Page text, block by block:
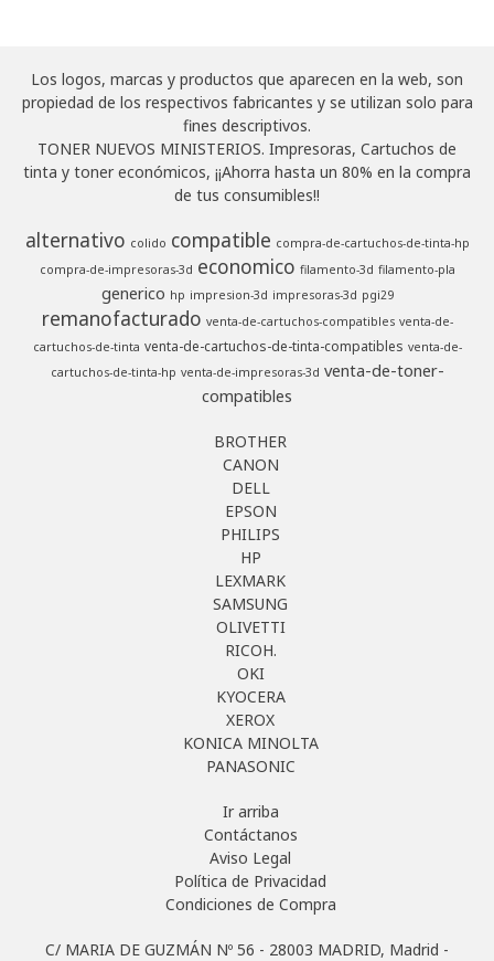
Los logos, marcas y productos que aparecen en la web, son
propiedad de los respectivos fabricantes y se utilizan solo para
fines descriptivos.
TONER NUEVOS MINISTERIOS. Impresoras, Cartuchos de
tinta y toner económicos, ¡¡Ahorra hasta un 80% en la compra
de tus consumibles!!
alternativo colido compatible compra-de-cartuchos-de-tinta-hp
compra-de-impresoras-3d economico filamento-3d filamento-pla
generico hp impresion-3d impresoras-3d pgi29
remanofacturado venta-de-cartuchos-compatibles venta-de-
cartuchos-de-tinta venta-de-cartuchos-de-tinta-compatibles venta-de-
cartuchos-de-tinta-hp venta-de-impresoras-3d venta-de-toner-
compatibles
BROTHER
CANON
DELL
EPSON
PHILIPS
HP
LEXMARK
SAMSUNG
OLIVETTI
RICOH.
OKI
KYOCERA
XEROX
KONICA MINOLTA
PANASONIC
Ir arriba
Contáctanos
Aviso Legal
Política de Privacidad
Condiciones de Compra
C/ MARIA DE GUZMÁN Nº 56 - 28003 MADRID, Madrid -